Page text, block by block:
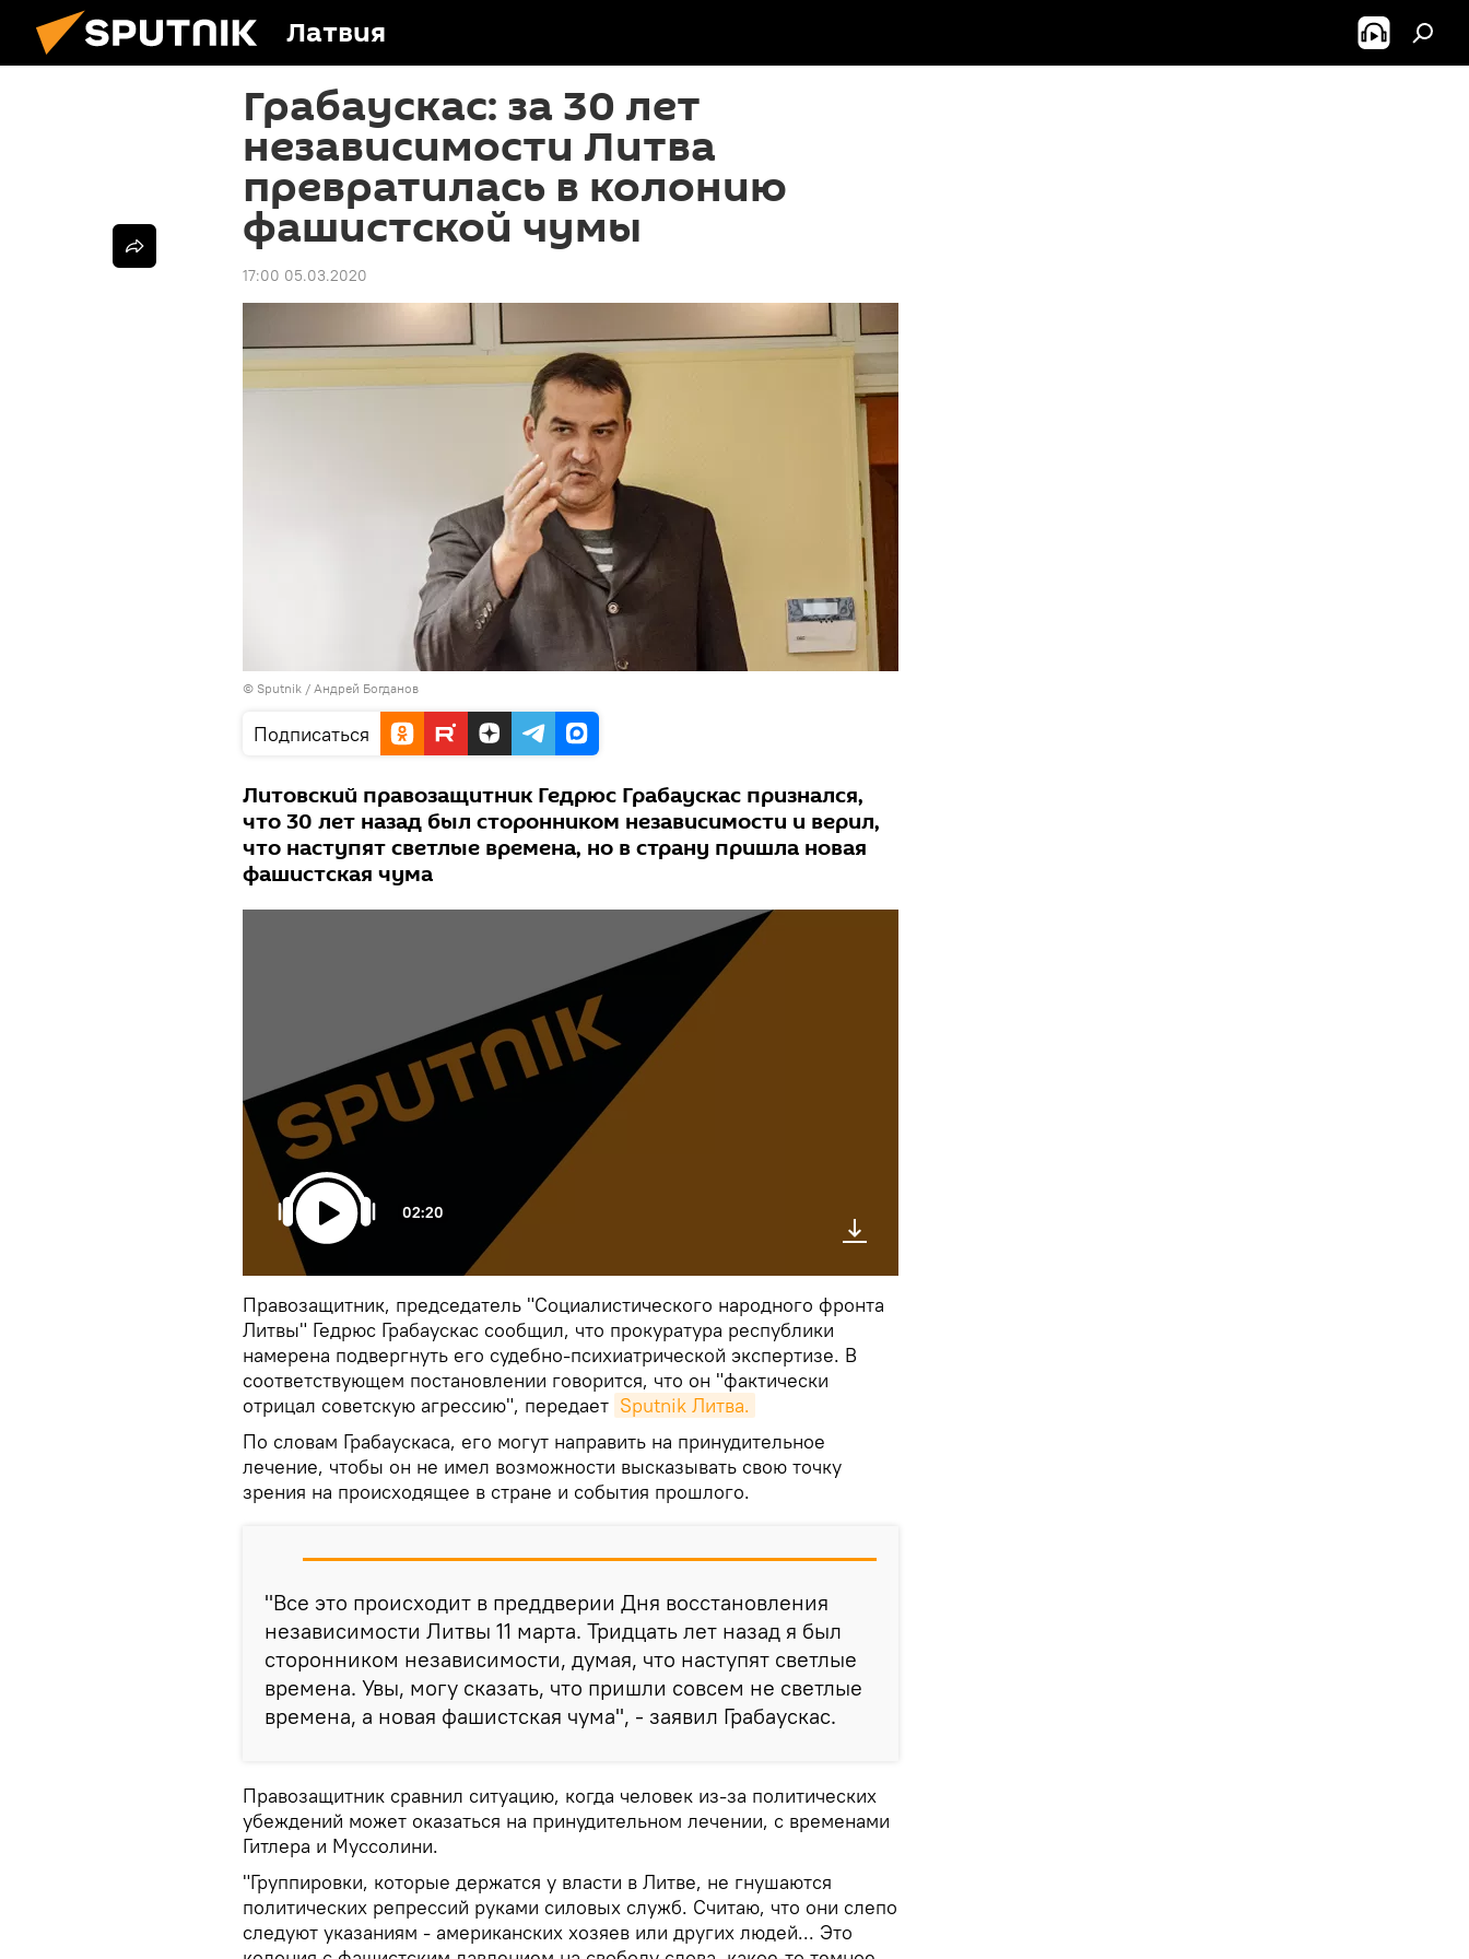
Латвия
Грабаускас: за 30 лет
независимости Литва
превратилась в колонию
фашистской чумы
17:00 05.03.2020
© Sputnik / Андрей Богданов
Подписаться
Литовский правозащитник Гедрюс Грабаускас признался,
что 30 лет назад был сторонником независимости и верил,
что наступят светлые времена, но в страну пришла новая
фашистская чума
02:20
Правозащитник, председатель "Социалистического народного фронта
Литвы" Гедрюс Грабаускас сообщил, что прокуратура республики
намерена подвергнуть его судебно-психиатрической экспертизе. В
соответствующем постановлении говорится, что он "фактически
отрицал советскую агрессию", передает Sputnik Литва.
По словам Грабаускаса, его могут направить на принудительное
лечение, чтобы он не имел возможности высказывать свою точку
зрения на происходящее в стране и события прошлого.
"Все это происходит в преддверии Дня восстановления
независимости Литвы 11 марта. Тридцать лет назад я был
сторонником независимости, думая, что наступят светлые
времена. Увы, могу сказать, что пришли совсем не светлые
времена, а новая фашистская чума", - заявил Грабаускас.
Правозащитник сравнил ситуацию, когда человек из-за политических
убеждений может оказаться на принудительном лечении, с временами
Гитлера и Муссолини.
"Группировки, которые держатся у власти в Литве, не гнушаются
политических репрессий руками силовых служб. Считаю, что они слепо
следуют указаниям - американских хозяев или других людей... Это